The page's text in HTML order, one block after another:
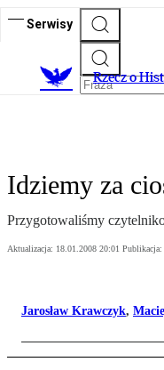
Serwisy
Rzecz o
Idziemy za
Przygotowaliśmy
Aktualizacja: 18.01.2008 20:01 Publikacja:
Jarosław Krawczyk,